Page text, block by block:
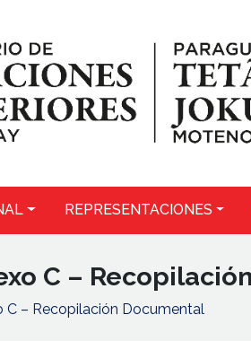
REPRESENTACIONES
C –
C – Recopilación Documental